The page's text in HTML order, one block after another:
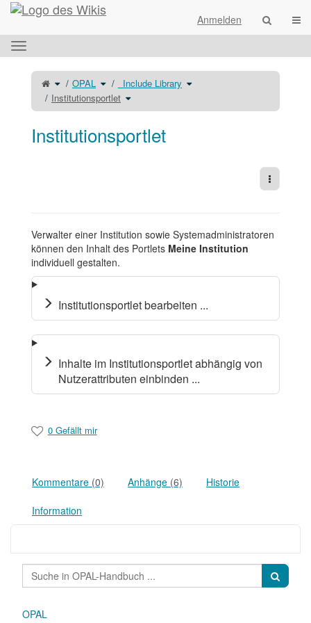
Startseite
Anmelden
Das
horizontale
Menü
umschalten.
Schalte
denübergeordneten
Baum
von
Institutionsportlet
um.
OPAL Schalte
denVerzeichnisbaum
unter
OPAL
um.
_Include Library Schalte
den
um.
Institutionsportlet Schalte
den
unter
Institutionsportlet
Institutionsportlet
Weitere
Verwalter einer Institution sowie Systemadministratoren
können den Inhalt des Portlets Meine Institution
individuell gestalten.
Institutionsportlet bearbeiten ...
Inhalte im Institutionsportlet abhängig von
Nutzerattributen einbinden ...
0 Gefällt mir
Kommentare (0) Anhänge (6) Historie
Information
OPAL